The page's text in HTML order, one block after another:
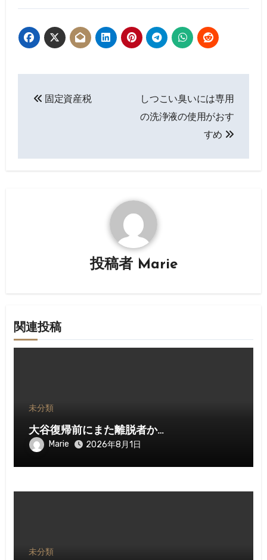
ビ
固定資産税
しつこい臭いには専用
の洗浄液の使用がおす
すめ
投稿者 Marie
関連投稿
未分類
大谷復帰前にまた離脱者か…
Marie 2026年8月1日
未分類